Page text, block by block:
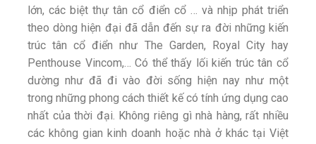
lớn, các biệt thự tân cổ điển cổ … và nhịp phát triển
theo dòng hiện đại đã dẫn đến sự ra đời những kiến
trúc tân cổ điển như The Garden, Royal City hay
Penthouse Vincom,… Có thể thấy lối kiến trúc tân cổ
dường như đã đi vào đời sống hiện nay như một
trong những phong cách thiết kế có tính ứng dụng cao
nhất của thời đại. Không riêng gì nhà hàng, rất nhiều
các không gian kinh doanh hoặc nhà ở khác tại Việt